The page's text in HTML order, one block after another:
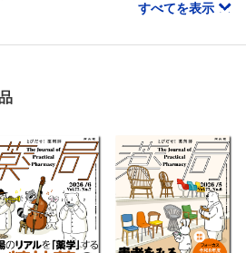
すべてを表示